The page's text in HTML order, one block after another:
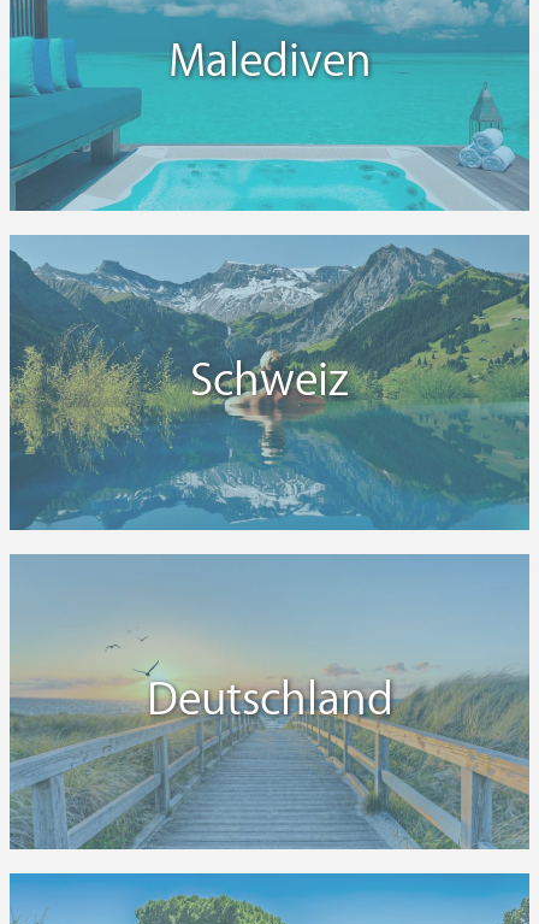
Malediven
Schweiz
Deutschland